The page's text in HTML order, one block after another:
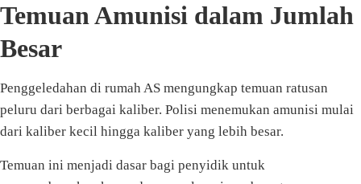
Temuan Amunisi dalam Jumlah
Besar
Penggeledahan di rumah AS mengungkap temuan ratusan
peluru dari berbagai kaliber. Polisi menemukan amunisi mulai
dari kaliber kecil hingga kaliber yang lebih besar.
Temuan ini menjadi dasar bagi penyidik untuk